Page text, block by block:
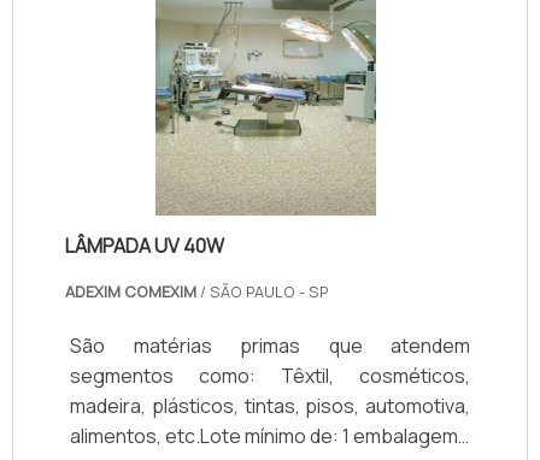
variedade de aplicação. Por conta disso, a
fabrica de carbonato de calcio é
extremamente importante.Vantagens do
produtoA fabrica de carbonato de calcio
disponibiliza um produto de a.
LÂMPADA UV 40W
ADEXIM COMEXIM / SÃO PAULO - SP
São matérias primas que atendem
segmentos como: Têxtil, cosméticos,
madeira, plásticos, tintas, pisos, automotiva,
alimentos, etc.Lote mínimo de: 1 embalagem -